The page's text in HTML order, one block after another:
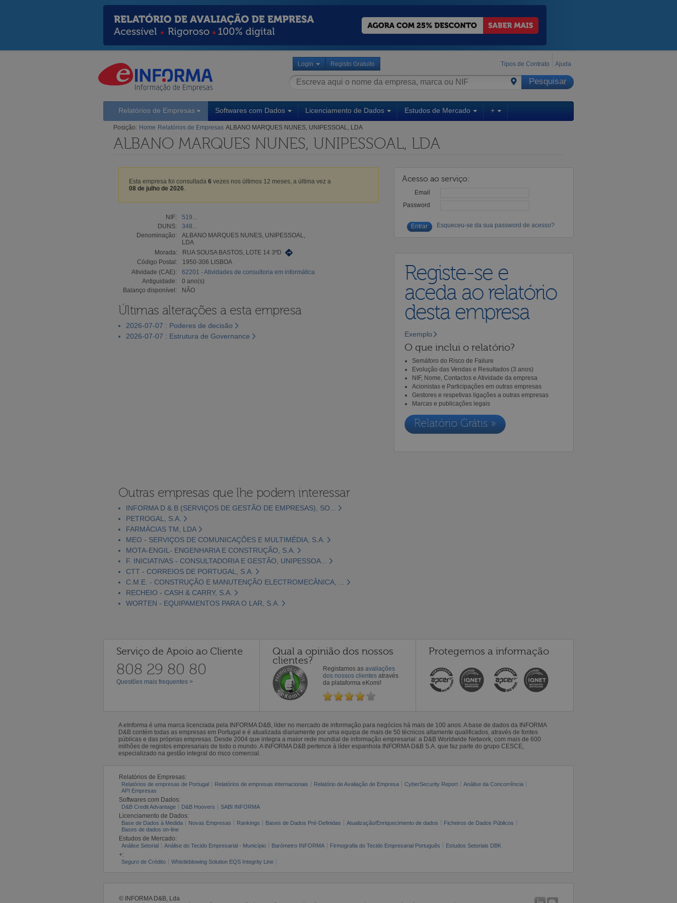
Login Registo Gratuito Tipos de Contrato Ajuda
Relatórios de Empresas Softwares com Dados Licenciamento de Dados Estudos de Mercado +
Posição: Home Relatórios de Empresas ALBANO MARQUES NUNES, UNIPESSOAL, LDA
ALBANO MARQUES NUNES, UNIPESSOAL, LDA
Esta empresa foi consultada 6 vezes nos últimos 12 meses, a última vez a
08 de julho de 2026
NIF:
519...
DUNS:
348...
Denominação:
ALBANO MARQUES NUNES, UNIPESSOAL,
LDA
Morada:
RUA SOUSA BASTOS, LOTE 14 3ºD
Código Postal:
1950-306 LISBOA
Atividade (CAE):
62201 - Atividades de consultoria em informática
Antiguidade:
0 ano(s)
Balanço disponível:
NÃO
Últimas alterações a esta empresa
2026-07-07 : Poderes de decisão
2026-07-07 : Estrutura de Governance
Acesso ao serviço:
Email
Password
Esqueceu-se da sua password de acesso?
Registe-se e
aceda ao relatório
desta empresa
Exemplo
O que inclui o relatório?
Semáforo do Risco de Failure
Evolução das Vendas e Resultados (3 anos)
NIF, Nome, Contactos e Atividade da empresa
Acionistas e Participações em outras empresas
Gestores e respetivas ligações a outras empresas
Marcas e publicações legais
Relatório Grátis »
Outras empresas que lhe podem interessar
INFORMA D & B (SERVIÇOS DE GESTÃO DE EMPRESAS), SO...
PETROGAL, S.A.
FARMÁCIAS TM, LDA
MEO - SERVIÇOS DE COMUNICAÇÕES E MULTIMÉDIA, S.A.
MOTA-ENGIL- ENGENHARIA E CONSTRUÇÃO, S.A.
F. INICIATIVAS - CONSULTADORIA E GESTÃO, UNIPESSOA...
CTT - CORREIOS DE PORTUGAL, S.A.
C.M.E. - CONSTRUÇÃO E MANUTENÇÃO ELECTROMECÂNICA, ...
RECHEIO - CASH & CARRY, S.A.
WORTEN - EQUIPAMENTOS PARA O LAR, S.A.
Serviço de Apoio ao Cliente
808 29 80 80
Questões mais frequentes >
Qual a opinião dos nossos
clientes?
Registamos as avaliações
dos nossos clientes através
da plataforma eKomi!
Protegemos a informação
A eInforma é uma marca licenciada pela INFORMA D&B, líder no mercado de informação para negócios há mais de 100 anos. A base de dados da INFORMA
D&B contém todas as empresas em Portugal e é atualizada diariamente por uma equipa de mais de 50 técnicos altamente qualificados, através de fontes
públicas e das próprias empresas. Desde 2004 que integra a maior rede mundial de informação empresarial: a D&B Worldwide Network, com mais de 600
milhões de registos empresariais de todo o mundo. A INFORMA D&B pertence à líder espanhola INFORMA D&B S.A. que faz parte do grupo CESCE,
especializado na gestão integral do risco comercial.
Relatórios de Empresas:
Relatórios de empresas de Portugal Relatórios de empresas internacionais Relatório de Avaliação de Empresa CyberSecurity Report
Análise da Concorrência
API Empresas
Softwares com Dados:
D&B Credit Advantage D&B Hoovers SABI INFORMA
Licenciamento de Dados:
Base de Dados à Medida Novas Empresas Rankings Bases de Dados Pré-Definidas Atualização/Enriquecimento de dados
Ficheiros de Dados Públicos
Bases de dados on-line
Estudos de Mercado:
Análise Setorial Análise do Tecido Empresarial - Município Barómetro INFORMA Firmografia do Tecido Empresarial Português Estudos Setoriais DBK
+:
Seguro de Crédito Whistleblowing Solution EQS Integrity Line
© INFORMA D&B, Lda